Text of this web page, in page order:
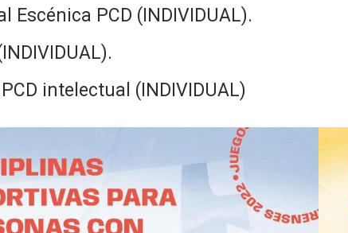
Escénica PCD (INDIVIDUAL).
intelectual (INDIVIDUAL)